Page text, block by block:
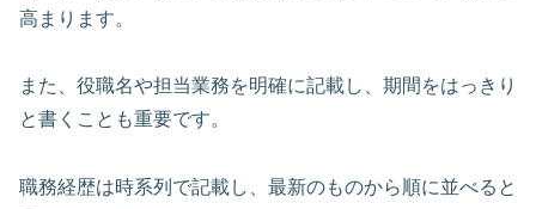
高まります。
また、 役職名や担当業務を明確に記載し、期間をはっきり
と書くことも重要です。
職務経歴は時系列で記載し、最新のものから順に並べると